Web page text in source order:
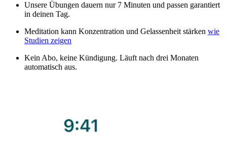
Unsere Übungen dauern nur 7 Minuten und passen garantiert
in deinen Tag.
Meditation kann Konzentration und Gelassenheit stärken wie
Studien zeigen
Kein Abo, keine Kündigung. Läuft nach drei Monaten
automatisch aus.